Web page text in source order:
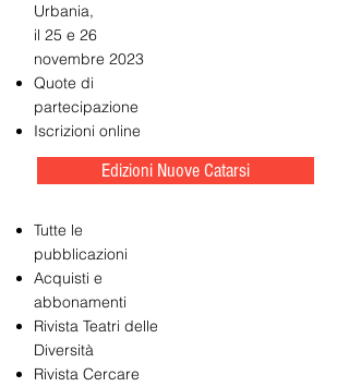
Urbania,
il 25 e 26
novembre 2023
Quote di
partecipazione
Iscrizioni online
Edizioni Nuove Catarsi
Tutte le
pubblicazioni
Acquisti e
abbonamenti
Rivista Teatri delle
Diversità
Rivista Cercare